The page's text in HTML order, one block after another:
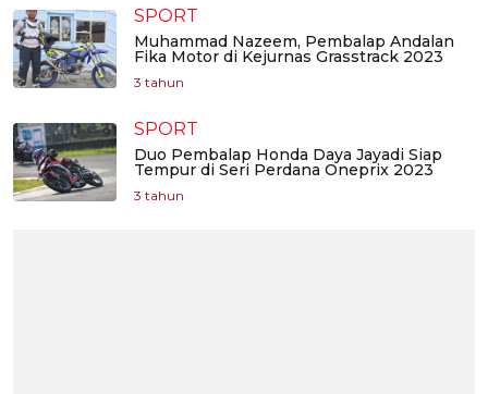
SPORT
Muhammad Nazeem, Pembalap Andalan
Fika Motor di Kejurnas Grasstrack 2023
3 tahun
SPORT
Duo Pembalap Honda Daya Jayadi Siap
Tempur di Seri Perdana Oneprix 2023
3 tahun